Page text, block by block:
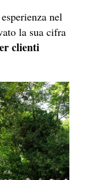
nel
la sua cifra
clienti